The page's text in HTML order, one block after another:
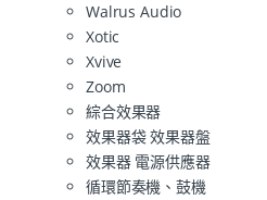
Walrus Audio
Xotic
Xvive
Zoom
綜合效果器
效果器袋 效果器盤
效果器 電源供應器
循環節奏機、鼓機